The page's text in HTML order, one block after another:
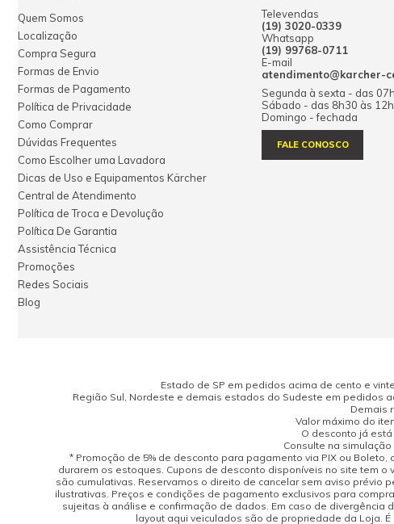
Quem Somos
Localização
Compra Segura
Formas de Envio
Formas de Pagamento
Política de Privacidade
Como Comprar
Dúvidas Frequentes
Como Escolher uma Lavadora
Dicas de Uso e Equipamentos Kärcher
Central de Atendimento
Política de Troca e Devolução
Política De Garantia
Assistência Técnica
Promoções
Redes Sociais
Blog
Televendas
(19) 3020-0339
Whatsapp
(19) 99768-0711
E-mail
atendimento@karcher-
Segunda à sexta - das
Sábado - das 8h30 às
Domingo - fechada
FALE CONOSCO
Estado de SP em pedidos acima de cento e
Região Sul, Nordeste e demais estados do Sudeste em pedidos
Demais
Valor máximo do
O desconto já
Consulte na
* Promoção de 5% de desconto para pagamento via PIX ou
durarem os estoques. Cupons de desconto disponíveis no site tem
são cumulativas. Reservamos o direito de cancelar sem aviso
ilustrativas. Preços e condições de pagamento exclusivos para
sujeitas à análise e confirmação de dados. Em caso de
layout aqui veiculados são de propriedade da Loja.